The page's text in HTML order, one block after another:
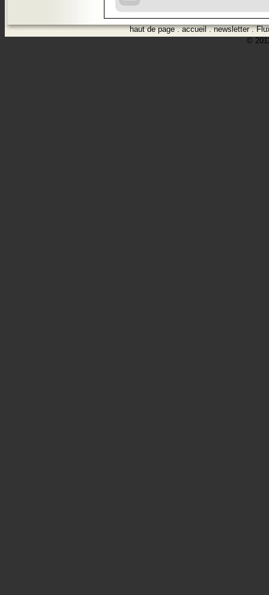
haut de page.accueil.newsletter.
©